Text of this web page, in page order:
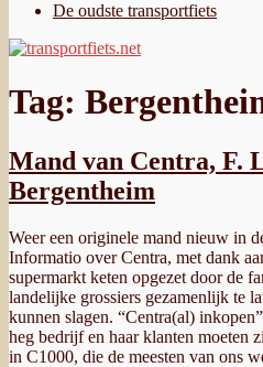
De oudste transportfiets
Tag:
Mand van Centra, F.
Bergentheim
Weer een originele mand nieuw in
Informatio over Centra, met dank
supermarkt keten opgezet door de
landelijke grossiers gezamenlijk te
kunnen slagen. “Centra(al)
heg bedrijf en haar klanten moeten
in C1000, die de meesten van ons